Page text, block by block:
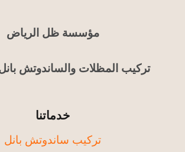
مؤسسة ظل الرياض
تركيب المظلات والساندوتش بانل
خدماتنا
تركيب ساندوتش بانل